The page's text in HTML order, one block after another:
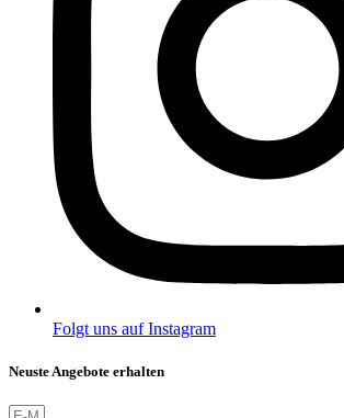
Folgt uns auf Instagram
Neuste Angebote erhalten